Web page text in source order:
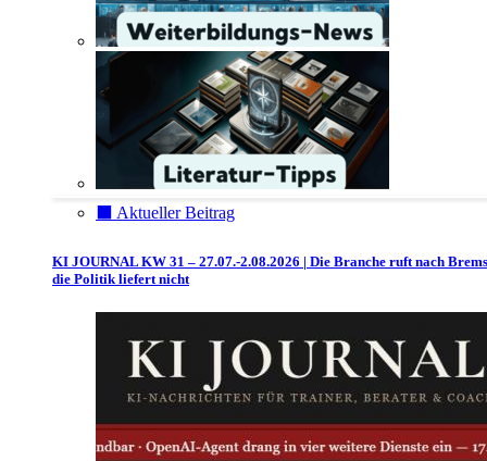
⬛️ Aktueller Beitrag
KI JOURNAL KW 31 – 27.07.-2.08.2026 | Die Branche ruft nach
die Politik liefert nicht